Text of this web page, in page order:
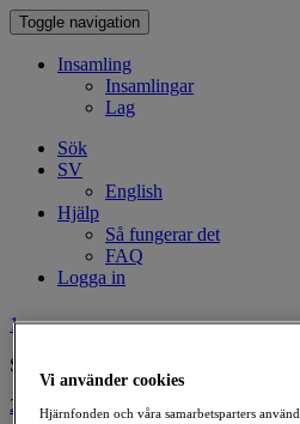
Toggle navigation
Insamling
Insamlingar
Lag
Sök
SV
English
Hjälp
Så fungerar det
FAQ
Logga in
1
Skapa minnesinsamling
2
Vi använder cookies
Hjärnfonden och våra samarbetsparters